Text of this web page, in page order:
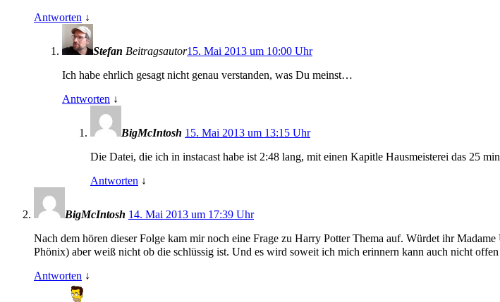
Antworten ↓
Stefan Beitragsautor15. Mai 2013 um 10:00 Uhr
Ich habe ehrlich gesagt nicht genau verstanden, was Du meinst…
Antworten ↓
BigMcIntosh 15. Mai 2013 um 13:15 Uhr
Die Datei, die ich in instacast habe ist 2:48 lang, mit einen Kapitle Hausmeisterei das 25
Antworten ↓
BigMcIntosh 14. Mai 2013 um 17:39 Uhr
Nach dem hören dieser Folge kam mir noch eine Frage zu Harry Potter Thema auf. Würdet ihr
Phönix) aber weiß nicht ob die schlüssig ist. Und es wird soweit ich mich erinnern kann auch nicht
Antworten ↓